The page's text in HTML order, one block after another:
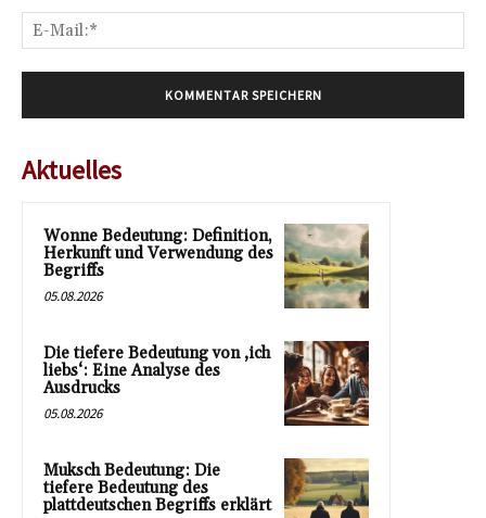
Aktuelles
Wonne Bedeutung: Definition,
Herkunft und Verwendung des
Begriffs
05.08.2026
Die tiefere Bedeutung von ‚ich
liebs‘: Eine Analyse des
Ausdrucks
05.08.2026
Muksch Bedeutung: Die
tiefere Bedeutung des
plattdeutschen Begriffs erklärt